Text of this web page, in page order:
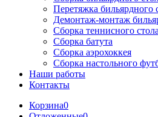
Перетяжка бильярдного
Демонтаж-монтаж
Сборка теннисного стола
Сборка батута
Сборка аэрохоккея
Сборка настольного
Наши работы
Контакты
Корзина0